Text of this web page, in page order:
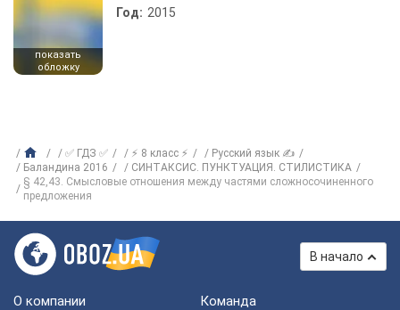
показать
обложку
Год: 2015
✅ ГДЗ ✅ ⚡ 8 класс ⚡
Русский язык ✍
Баландина 2016
СИНТАКСИС. ПУНКТУАЦИЯ. СТИЛИСТИКА
§ 42,43. Смысловые отношения между частями сложносочиненного
предложения
В начало
О компании Команда